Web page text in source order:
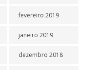
fevereiro 2019
janeiro 2019
dezembro 2018